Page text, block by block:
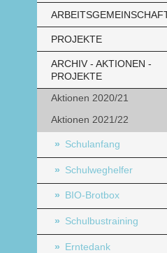
PROJEKTE
ARCHIV - AKTIONEN -
PROJEKTE
Aktionen 2020/21
Aktionen 2021/22
Schulanfang
Schulweghelfer
BIO-Brotbox
Schulbustraining
Erntedank